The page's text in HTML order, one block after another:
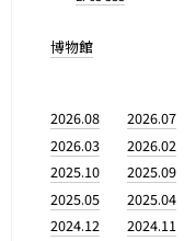
博物館
2026.08 2026.07
2026.03
2026.02
2025.10
2025.09
2025.05
2025.04
2024.12
2024.11